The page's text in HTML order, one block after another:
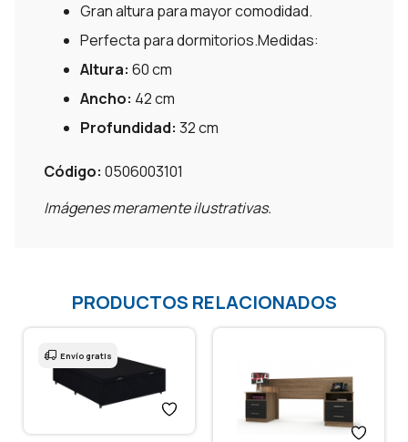
Gran altura para mayor comodidad.
Perfecta para dormitorios.Medidas:
Altura: 60 cm
Ancho: 42 cm
Profundidad: 32 cm
Código: 0506003101
Imágenes meramente ilustrativas.
PRODUCTOS RELACIONADOS
Envío gratis